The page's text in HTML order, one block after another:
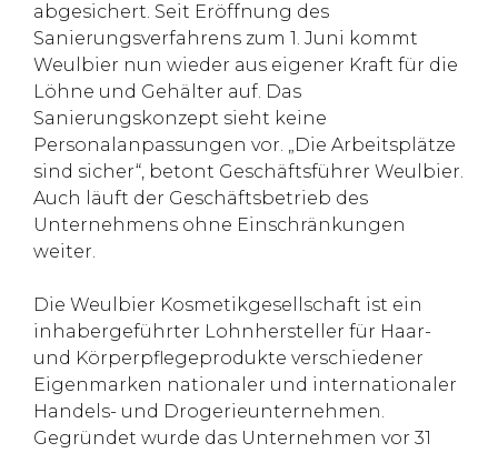
abgesichert. Seit Eröffnung des
Sanierungsverfahrens zum 1. Juni kommt
Weulbier nun wieder aus eigener Kraft für die
Löhne und Gehälter auf. Das
Sanierungskonzept sieht keine
Personalanpassungen vor. „Die Arbeitsplätze
sind sicher“, betont Geschäftsführer Weulbier.
Auch läuft der Geschäftsbetrieb des
Unternehmens ohne Einschränkungen
weiter.
Die Weulbier Kosmetikgesellschaft ist ein
inhabergeführter Lohnhersteller für Haar-
und Körperpflegeprodukte verschiedener
Eigenmarken nationaler und internationaler
Handels- und Drogerieunternehmen.
Gegründet wurde das Unternehmen vor 31